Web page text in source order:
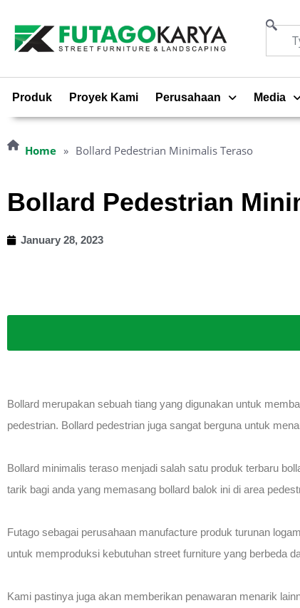
Produk Proyek Kami Perusahaan Media
Home » Bollard Pedestrian Minimalis Teraso
Bollard Pedestrian
January 28, 2023
Bollard merupakan sebuah tiang yang digunakan untuk
pedestrian. Bollard pedestrian juga sangat berguna untuk
Bollard minimalis teraso menjadi salah satu produk terbaru
tarik bagi anda yang memasang bollard balok ini di area
Futago sebagai perusahaan manufacture produk turunan
untuk memproduksi kebutuhan street furniture yang berbeda
Kami pastinya juga akan memberikan penawaran menarik